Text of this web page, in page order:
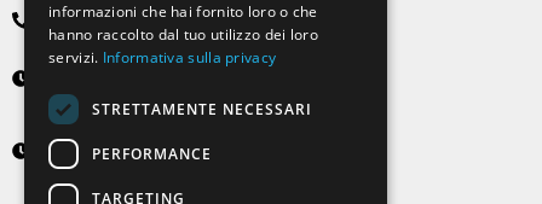
+ 39 0239 931 187
Lunedì-Venerdì
8:30 - 12:30 e 14:00 - 18:00
Sabato
9:00 - 12:00 (solo su appuntamento)
informazioni che hai fornito loro o che
hanno raccolto dal tuo utilizzo dei loro
servizi. Informativa sulla privacy
STRETTAMENTE NECESSARI
PERFORMANCE
TARGETING